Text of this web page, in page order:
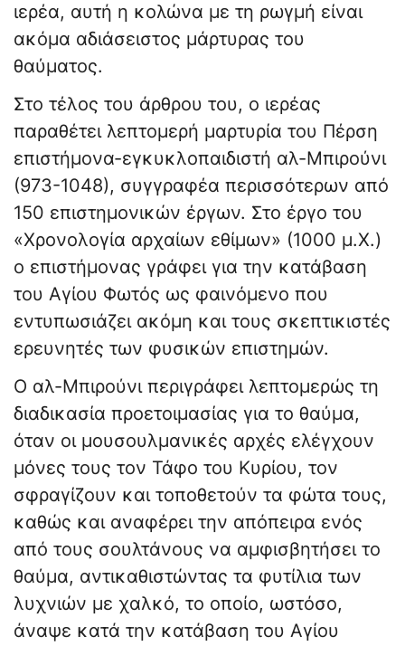
ιερέα, αυτή η κολώνα με τη ρωγμή είναι
ακόμα αδιάσειστος μάρτυρας του
θαύματος.
Στο τέλος του άρθρου του, ο ιερέας
παραθέτει λεπτομερή μαρτυρία του Πέρση
επιστήμονα-εγκυκλοπαιδιστή αλ-Μπιρούνι
(973-1048), συγγραφέα περισσότερων από
150 επιστημονικών έργων. Στο έργο του
«Χρονολογία αρχαίων εθίμων» (1000 μ.Χ.)
ο επιστήμονας γράφει για την κατάβαση
του Αγίου Φωτός ως φαινόμενο που
εντυπωσιάζει ακόμη και τους σκεπτικιστές
ερευνητές των φυσικών επιστημών.
Ο αλ-Μπιρούνι περιγράφει λεπτομερώς τη
διαδικασία προετοιμασίας για το θαύμα,
όταν οι μουσουλμανικές αρχές ελέγχουν
μόνες τους τον Τάφο του Κυρίου, τον
σφραγίζουν και τοποθετούν τα φώτα τους,
καθώς και αναφέρει την απόπειρα ενός
από τους σουλτάνους να αμφισβητήσει το
θαύμα, αντικαθιστώντας τα φυτίλια των
λυχνιών με χαλκό, το οποίο, ωστόσο,
άναψε κατά την κατάβαση του Αγίου